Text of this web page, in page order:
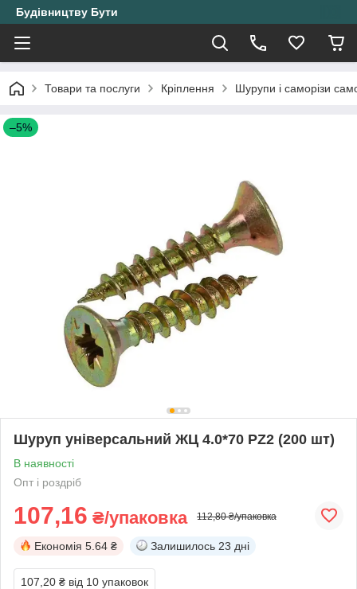
Будівництву Бути
Товари та послуги Кріплення Шурупи і саморізи
–5%
Шуруп універсальний ЖЦ 4.0*70 PZ2 (200 шт)
В наявності
Опт і роздріб
107,16 ₴/упаковка 112,80 ₴/упаковка
Економія 5.64 ₴ Залишилось 23 дні
107,20 ₴ від 10 упаковок